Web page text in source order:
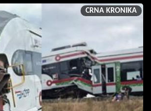
CRNA KRONIKA